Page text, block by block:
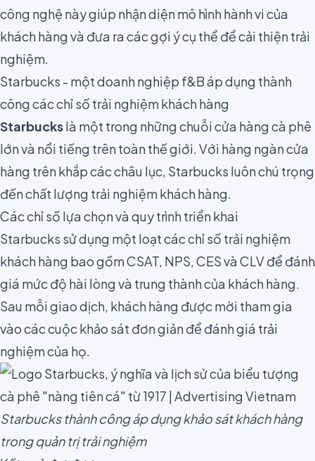
công nghệ này giúp nhận diện mô hình hành vi của
khách hàng và đưa ra các gợi ý cụ thể để cải thiện trải
nghiệm.
Starbucks - một doanh nghiệp f&B áp dụng thành
công các chỉ số trải nghiệm khách hàng
Starbuckslà một trong những chuỗi cửa hàng cà phê
lớn và nổi tiếng trên toàn thế giới. Với hàng ngàn cửa
hàng trên khắp các châu lục, Starbucks luôn chú trọng
đến chất lượng trải nghiệm khách hàng.
Các chỉ số lựa chọn và quy trình triển khai
Starbucks sử dụng một loạt các chỉ số trải nghiệm
khách hàng bao gồm CSAT, NPS, CES và CLV để đánh
giá mức độ hài lòng và trung thành của khách hàng.
Sau mỗi giao dịch, khách hàng được mời tham gia
vào các cuộc khảo sát đơn giản để đánh giá trải
nghiệm của họ.
Starbucks thành công áp dụng khảo sát khách hàng
trong quản trị trải nghiệm